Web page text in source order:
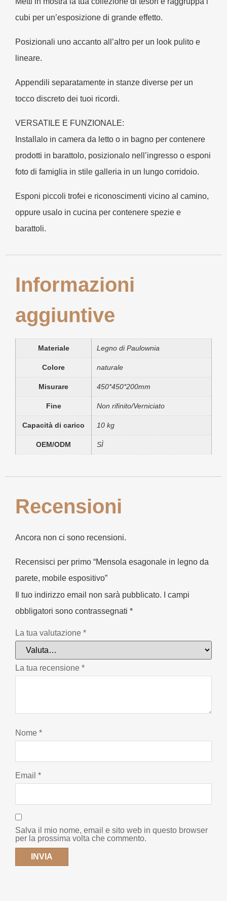
cubi per un’esposizione di grande effetto.
Posizionali uno accanto all’altro per un look pulito e
lineare.
Appendili separatamente in stanze diverse per un
tocco discreto dei tuoi ricordi.
VERSATILE E FUNZIONALE:
Installalo in camera da letto o in bagno per contenere
prodotti in barattolo, posizionalo nell’ingresso o esponi
foto di famiglia in stile galleria in un lungo corridoio.
Esponi piccoli trofei e riconoscimenti vicino al camino,
oppure usalo in cucina per contenere spezie e
barattoli.
Informazioni
aggiuntive
Materiale Legno di Paulownia
Colore naturale
Misurare 450*450*200mm
Fine Non rifinito/Verniciato
Capacità di carico 10 kg
OEM/ODM SÌ
Recensioni
Ancora non ci sono recensioni.
Recensisci per primo “Mensola esagonale in legno da
parete, mobile espositivo”
Il tuo indirizzo email non sarà pubblicato.
I campi
obbligatori sono contrassegnati *
La tua valutazione *
La tua recensione *
Nome *
Email *
Salva il mio nome, email e sito web in questo browser
per la prossima volta che commento.